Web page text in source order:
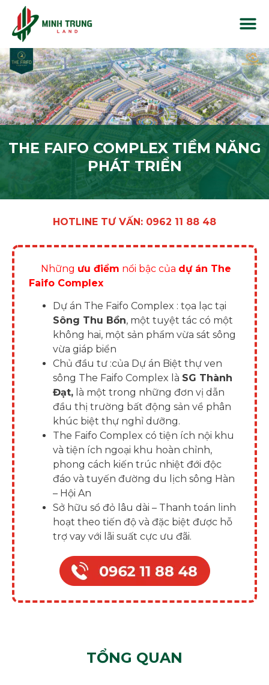
THE FAIFO COMPLEX TIỀM NĂNG
PHÁT TRIỂN
HOTLINE TƯ VẤN: 0962 11 88 48
Những ưu điểm nổi bậc của dự án The
Faifo Complex
Dự án The Faifo Complex : tọa lạc tại
Sông Thu Bồn, một tuyệt tác có một
không hai, một sản phẩm vừa sát sông
vừa giáp biển
Chủ đầu tư :của Dự án Biệt thự ven
sông The Faifo Complex là SG Thành
Đạt, là một trong những đơn vị dẫn
đầu thị trường bất động sản về phân
khúc biệt thự nghỉ dưỡng.
The Faifo Complex có tiện ích nội khu
và tiện ích ngoại khu hoàn chỉnh,
phong cách kiến ​​trúc nhiệt đới độc
đáo và tuyến đường du lịch sông Hàn
– Hội An
Sở hữu sổ đỏ lâu dài – Thanh toán linh
hoạt theo tiến độ và đặc biệt được hỗ
trợ vay với lãi suất cực ưu đãi.
TỔNG QUAN